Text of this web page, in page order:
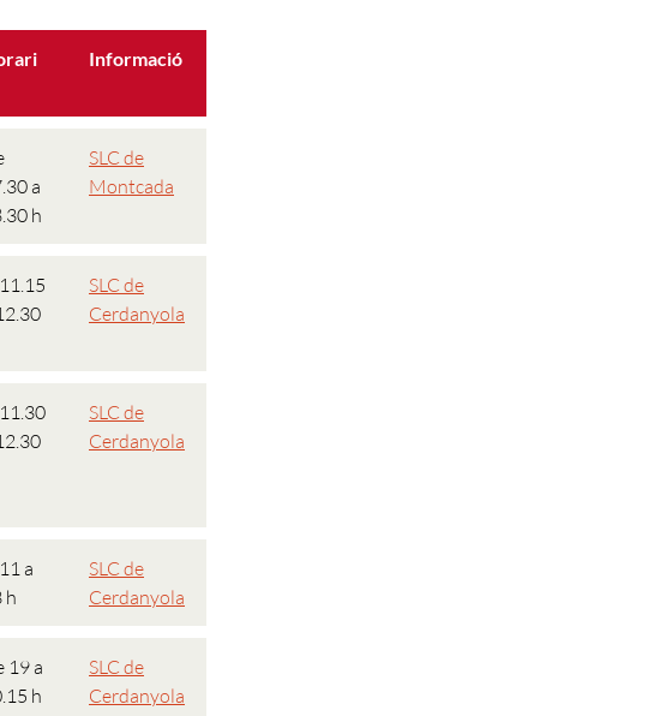
Informació
a
h
SLC de
Montcada
SLC de
Cerdanyola
SLC de
Cerdanyola
a
h
SLC de
Cerdanyola
19 a
h
SLC de
Cerdanyola